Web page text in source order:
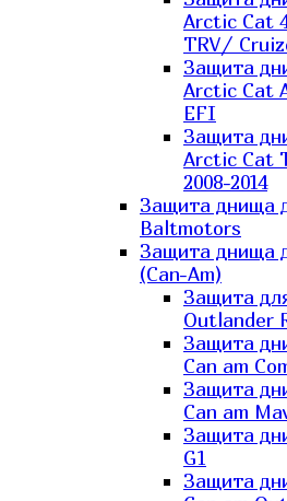
Arctic Cat
TRV/
Защита
Arctic Cat
EFI
Защита
Arctic Cat
2008-2014
Защита днища
Baltmotors
Защита днища
(Can-Am)
Защита
Outlander
Защита
Can am
Защита
Can am
Защита
G1
Защита